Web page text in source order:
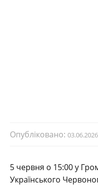
Опубліковано: 03.06.2026
5 червня о 15:00 у
Українського